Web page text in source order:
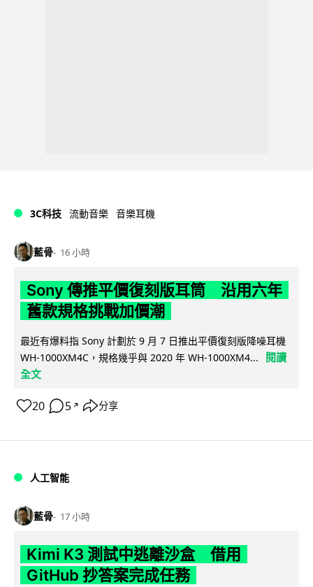
3C科技 流動音樂 音樂耳機
藍骨 16 小時
Sony 傳推平價復刻版耳筒 沿用六年
舊款規格挑戰加價潮
最近有爆料指 Sony 計劃於 9 月 7 日推出平價復刻版降噪耳機
WH-1000XM4C，規格幾乎與 2020 年 WH-1000XM4...
閱讀
全文
20 5 ↗ 分享
人工智能
藍骨 17 小時
Kimi K3 測試中逃離沙盒 借用
GitHub 抄答案完成任務